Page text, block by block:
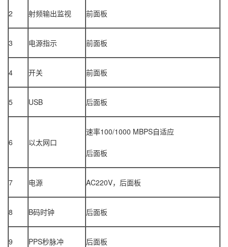
2 射频输出监视 前面板
3 电源指示 前面板
4 开关 前面板
5 USB 后面板
6 以太网口
速率100/1000 MBPS自适应
后面板
7 电源 AC220V，后面板
8 B码时钟 后面板
9 PPS秒脉冲 后面板